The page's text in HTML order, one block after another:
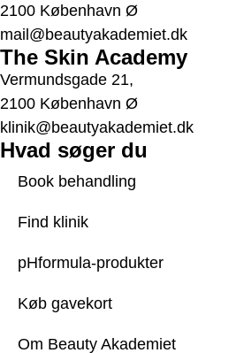
2100 København Ø
mail@beautyakademiet.dk
The Skin Academy
Vermundsgade 21,
2100 København Ø
klinik@beautyakademiet.dk
Hvad søger du
Book behandling
Find klinik
pHformula-produkter
Køb gavekort
Om Beauty Akademiet